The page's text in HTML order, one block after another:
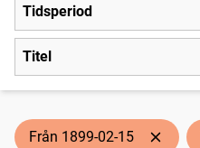
Tidsperiod
Titel
Från 1899-02-15